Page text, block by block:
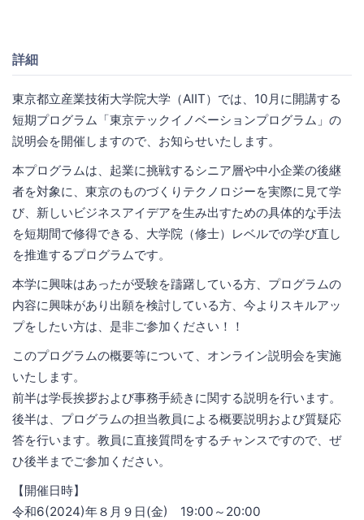
詳細
東京都立産業技術大学院大学（AIIT）では、10月に開講する
短期プログラム「東京テックイノベーションプログラム」の
説明会を開催しますので、お知らせいたします。
本プログラムは、起業に挑戦するシニア層や中小企業の後継
者を対象に、東京のものづくりテクノロジーを実際に見て学
び、新しいビジネスアイデアを生み出すための具体的な手法
を短期間で修得できる、大学院（修士）レベルでの学び直し
を推進するプログラムです。
本学に興味はあったが受験を躊躇している方、プログラムの
内容に興味があり出願を検討している方、今よりスキルアッ
プをしたい方は、是非ご参加ください！！
このプログラムの概要等について、オンライン説明会を実施
いたします。
前半は学長挨拶および事務手続きに関する説明を行います。
後半は、プログラムの担当教員による概要説明および質疑応
答を行います。教員に直接質問をするチャンスですので、ぜ
ひ後半までご参加ください。
【開催日時】
令和6(2024)年８月９日(金) 19:00～20:00